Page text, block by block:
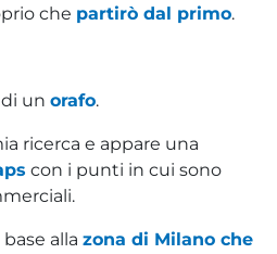
che partirò dal primo.
un orafo.
ricerca e appare una
con i punti in cui sono
alla zona di Milano che